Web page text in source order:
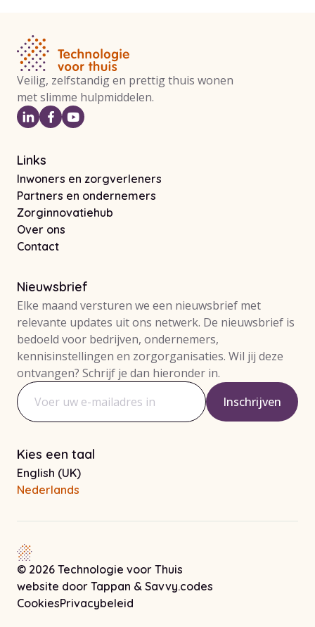
Veilig, zelfstandig en prettig thuis wonen
met slimme hulpmiddelen.
Links
Inwoners en zorgverleners
Partners en ondernemers
Zorginnovatiehub
Over ons
Contact
Nieuwsbrief
Elke maand versturen we een nieuwsbrief met
relevante updates uit ons netwerk. De nieuwsbrief is
bedoeld voor bedrijven, ondernemers,
kennisinstellingen en zorgorganisaties. Wil jij deze
ontvangen? Schrijf je dan hieronder in.
E-mailadres Inschrijven
Kies een taal
English (UK)
Nederlands
© 2026 Technologie voor Thuis
website door Tappan Let op! Deze link opent in een
& Savvy.codes
CookiesPrivacybeleid